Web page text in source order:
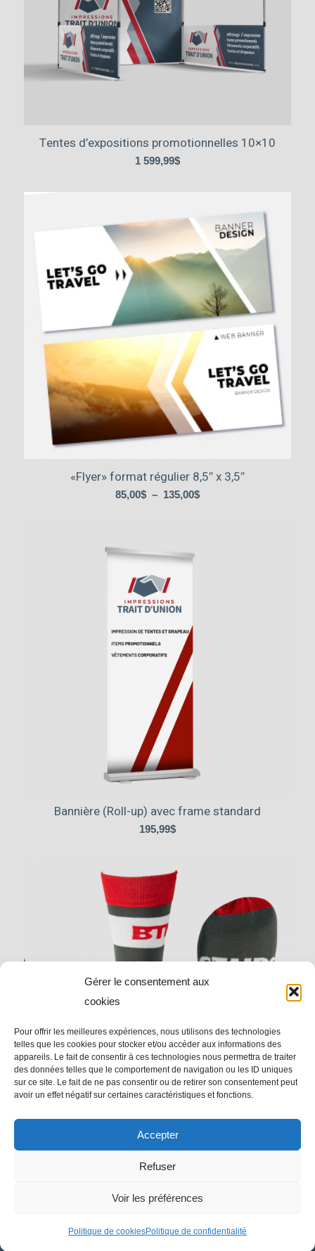
Gérer le consentement aux
cookies
Pour offrir les meilleures expériences, nous utilisons des technologies
telles que les cookies pour stocker et/ou accéder aux informations des
appareils. Le fait de consentir à ces technologies nous permettra de traiter
des données telles que le comportement de navigation ou les ID uniques
sur ce site. Le fait de ne pas consentir ou de retirer son consentement peut
avoir un effet négatif sur certaines caractéristiques et fonctions.
Accepter
Refuser
Voir les préférences
Politique de cookiesPolitique de confidentialité
Tentes d’expositions promotionnelles 10×10
1 599,99$
«Flyer» format régulier 8,5″ x 3,5″
85,00$ – 135,00$Plage
Bannière (Roll-up) avec frame standard
195,99$
Chaussettes « Le Classique » Tissé
© Copyright - Impressions Trait d'Union